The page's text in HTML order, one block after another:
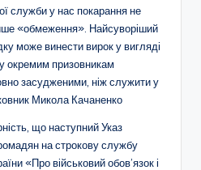
служби у нас покарання не
«обмеження». Найсуворіший
може винести вирок у вигляді
окремим призовникам
засудженими, ніж служити у
Микола Качаненко
що наступний Указ
на строкову службу
«Про військовий обов’язок і